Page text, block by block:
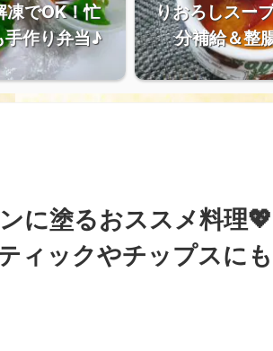
凍でOK！忙
手作り弁当♪
りおろしスー
分補給＆整
に塗るおススメ料理💖
ィックやチップスにも